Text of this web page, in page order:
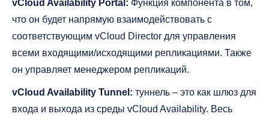
vCloud Availability Portal: Функция компонента в том,
что он будет напрямую взаимодействовать с
соответствующим vCloud Director для управления
всеми входящими/исходящими репликациями. Также
он управляет менеджером репликаций.
vCloud Availability Tunnel: туннель – это как шлюз для
входа и выхода из среды vCloud Availability. Весь